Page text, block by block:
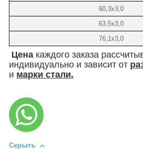
60,3х3,0
63,5х3,0
76,1х3,0
Цена каждого заказа
индивидуально и зависит от
и марки стали.
Скрыть